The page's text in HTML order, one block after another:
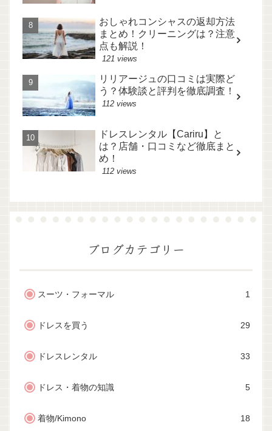
おしゃれコンシャスの返却方法
まとめ！クリーニングは？注意
点も解説！
121 views
リリアージュの口コミは実際ど
う？体験談と評判を徹底調査！
112 views
ドレスレンタル【Cariru】と
は？店舗・口コミなど徹底まと
め！
112 views
ブログカテゴリー
スーツ・フォーマル 1
ドレスを買う 29
ドレスレンタル 33
ドレス・着物の知識 5
着物/Kimono 18